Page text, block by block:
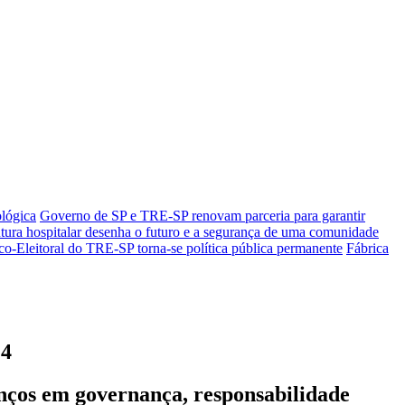
Governo de SP e TRE-SP renovam parceria para garantir
hospitalar desenha o futuro e a segurança de uma comunidade
Eleitoral do TRE-SP torna-se política pública permanente Fábrica
em governança, responsabilidade